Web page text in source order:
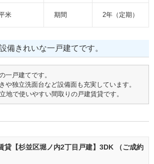
米 期間 2年（定期）
備きれいな一戸建てです。
一戸建てです。
や独立洗面台など設備面も充実しています。
地で使いやすい間取りの戸建賃貸です。
貸【杉並区堀ノ内2丁目戸建】3DK （ご成約